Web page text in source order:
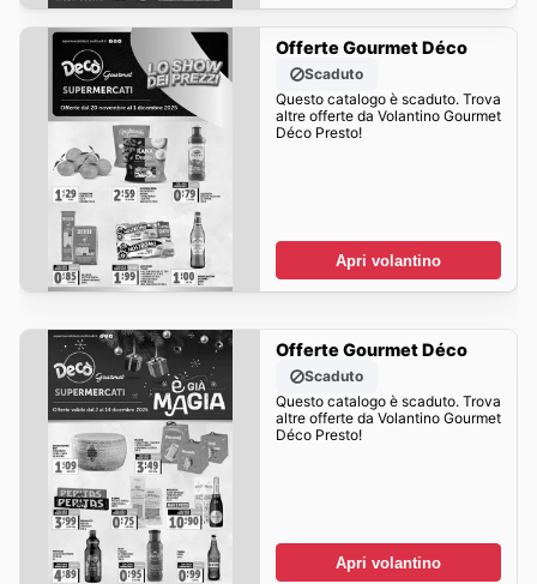
Offerte Gourmet Déco
Scaduto
Questo catalogo è scaduto. Trova
altre offerte da Volantino Gourmet
Déco Presto!
Apri volantino
Offerte Gourmet Déco
Scaduto
Questo catalogo è scaduto. Trova
altre offerte da Volantino Gourmet
Déco Presto!
Apri volantino